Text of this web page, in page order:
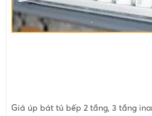
Giá úp bát tủ bếp 2 tầng, 3 tầng